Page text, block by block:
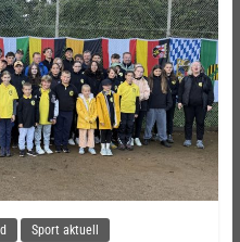
Sport aktuell